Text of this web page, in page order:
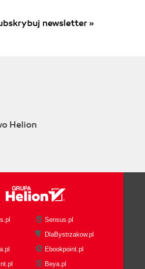
newsletter »
Helion
Sensus.pl
DlaBystrzakow.pl
Ebookpoint.pl
Beya.pl